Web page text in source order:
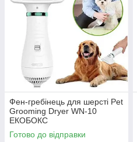
Фен-гребінець для шерсті Pet
Grooming Dryer WN-10
ЕКОБОКС
Готово до відправки